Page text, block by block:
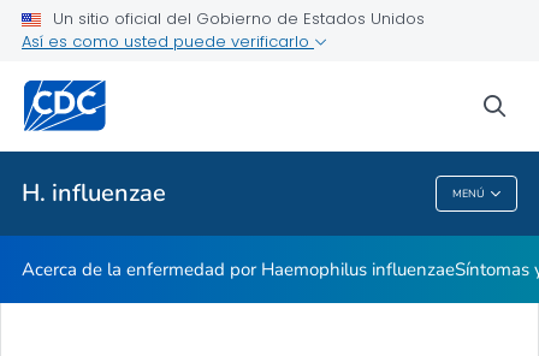
Un sitio oficial del Gobierno de Estados Unidos
Así es como usted puede verificarlo
H. influenzae MENÚ
Salud pública
H. Influenzae
Acerca de la enfermedad por Haemophilus influenzaeSíntomas